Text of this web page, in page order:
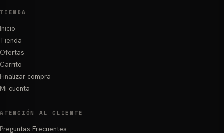
TIENDA
Inicio
Tienda
Ofertas
Carrito
Finalizar compra
Mi cuenta
ATENCIÓN AL CLIENTE
Preguntas Frecuentes